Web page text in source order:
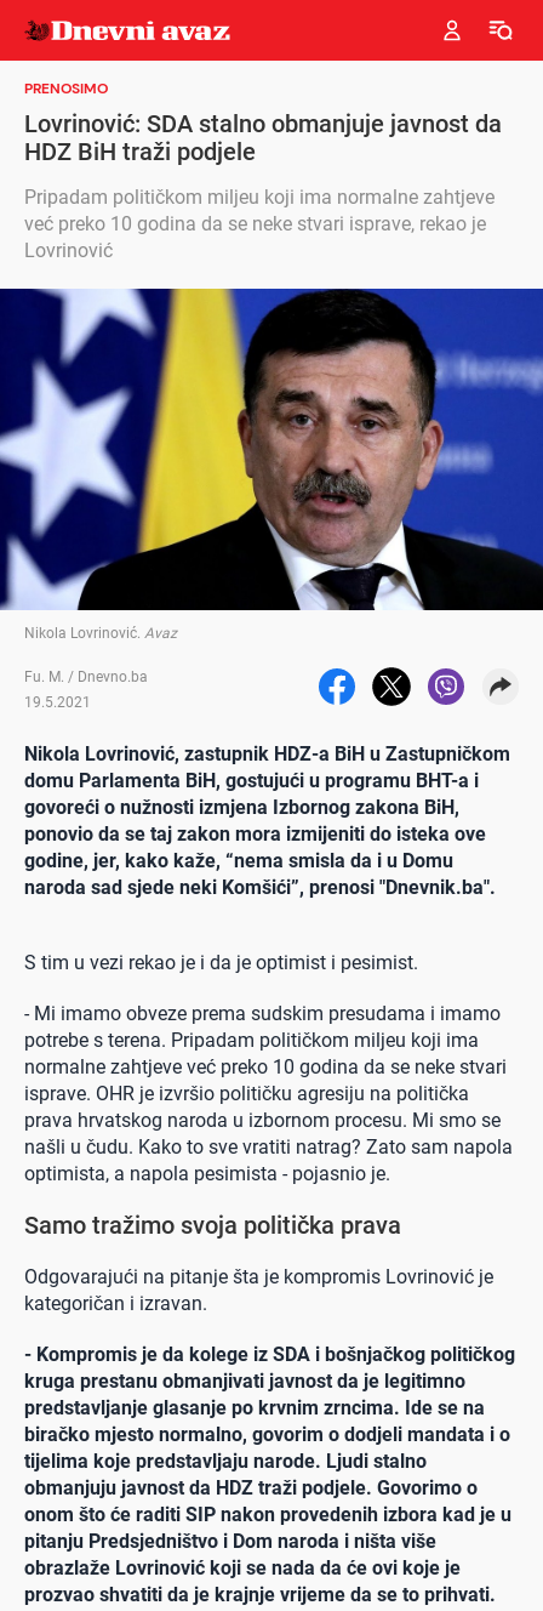
PRENOSIMO
Lovrinović: SDA stalno obmanjuje javnost da
HDZ BiH traži podjele
Pripadam političkom miljeu koji ima normalne zahtjeve
već preko 10 godina da se neke stvari isprave, rekao je
Lovrinović
Nikola Lovrinović. Avaz
Fu. M. / Dnevno.ba
19.5.2021
Nikola Lovrinović, zastupnik HDZ-a BiH u Zastupničkom
domu Parlamenta BiH, gostujući u programu BHT-a i
govoreći o nužnosti izmjena Izbornog zakona BiH,
ponovio da se taj zakon mora izmijeniti do isteka ove
godine, jer, kako kaže, “nema smisla da i u Domu
naroda sad sjede neki Komšići”, prenosi "Dnevnik.ba".
S tim u vezi rekao je i da je optimist i pesimist.
- Mi imamo obveze prema sudskim presudama i imamo
potrebe s terena. Pripadam političkom miljeu koji ima
normalne zahtjeve već preko 10 godina da se neke stvari
isprave. OHR je izvršio političku agresiju na politička
prava hrvatskog naroda u izbornom procesu. Mi smo se
našli u čudu. Kako to sve vratiti natrag? Zato sam napola
optimista, a napola pesimista - pojasnio je.
Samo tražimo svoja politička prava
Odgovarajući na pitanje šta je kompromis Lovrinović je
kategoričan i izravan.
- Kompromis je da kolege iz SDA i bošnjačkog političkog
kruga prestanu obmanjivati javnost da je legitimno
predstavljanje glasanje po krvnim zrncima. Ide se na
biračko mjesto normalno, govorim o dodjeli mandata i o
tijelima koje predstavljaju narode. Ljudi stalno
obmanjuju javnost da HDZ traži podjele. Govorimo o
onom što će raditi SIP nakon provedenih izbora kad je u
pitanju Predsjedništvo i Dom naroda i ništa više
obrazlaže Lovrinović koji se nada da će ovi koje je
prozvao shvatiti da je krajnje vrijeme da se to prihvati.